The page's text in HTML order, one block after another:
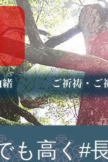
ご祈祷・ご祈
安産祈願
初宮参り
七五三詣
長寿のお祝い
神前結婚式
厄祓い・方位
車のお祓い
地鎮祭
神葬祭（神式
も高く#